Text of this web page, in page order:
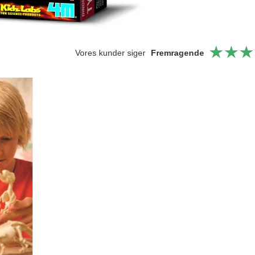
Vores kunder siger Fremragende